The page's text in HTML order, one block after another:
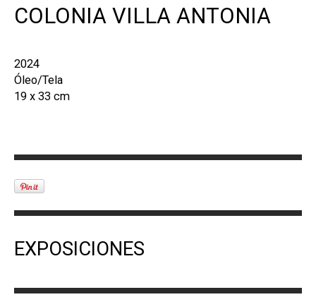
COLONIA VILLA ANTONIA
2024
Óleo/Tela
19 x 33 cm
EXPOSICIONES